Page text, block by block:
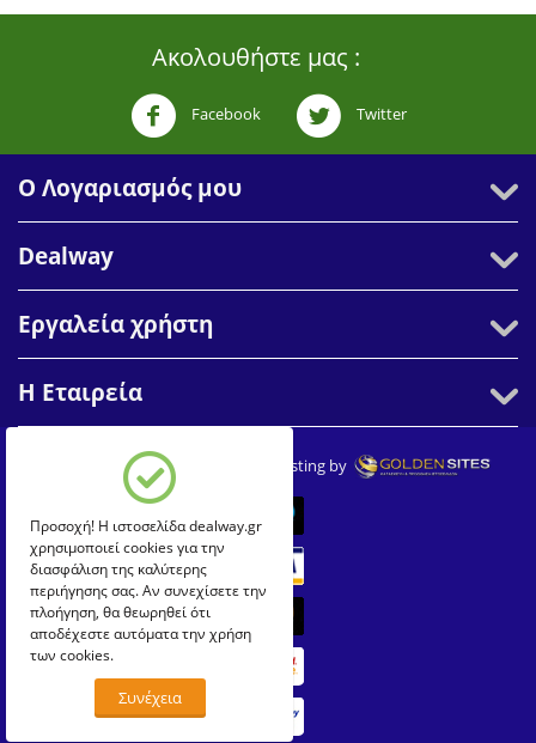
Ακολουθήστε μας :
Facebook Twitter
Ο Λογαριασμός μου
Dealway
Εργαλεία χρήστη
Η Εταιρεία
© 2007-2026 Dealway. Create & Hosting by
Προσοχή! Η ιστοσελίδα dealway.gr
χρησιμοποιεί cookies για την
διασφάλιση της καλύτερης
περιήγησης σας. Αν συνεχίσετε την
πλοήγηση, θα θεωρηθεί ότι
αποδέχεστε αυτόματα την χρήση
των cookies.
Συνέχεια